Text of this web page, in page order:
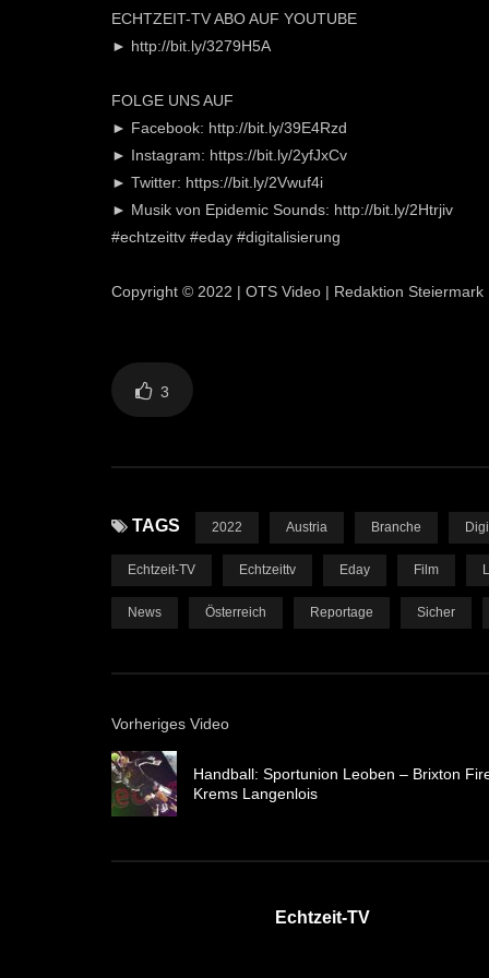
ECHTZEIT-TV ABO AUF YOUTUBE
► http://bit.ly/3279H5A
FOLGE UNS AUF
► Facebook: http://bit.ly/39E4Rzd
► Instagram: https://bit.ly/2yfJxCv
► Twitter: https://bit.ly/2Vwuf4i
► Musik von Epidemic Sounds: http://bit.ly/2Htrjiv
#echtzeittv #eday #digitalisierung
Copyright © 2022 | OTS Video | Redaktion Steiermark
3
TAGS 2022 Austria Branche
Echtzeit-TV Echtzeittv Eday Film
News Österreich Reportage Sicher
Vorheriges Video
Handball: Sportunion Leoben – Brixton
Krems Langenlois
Echtzeit-TV